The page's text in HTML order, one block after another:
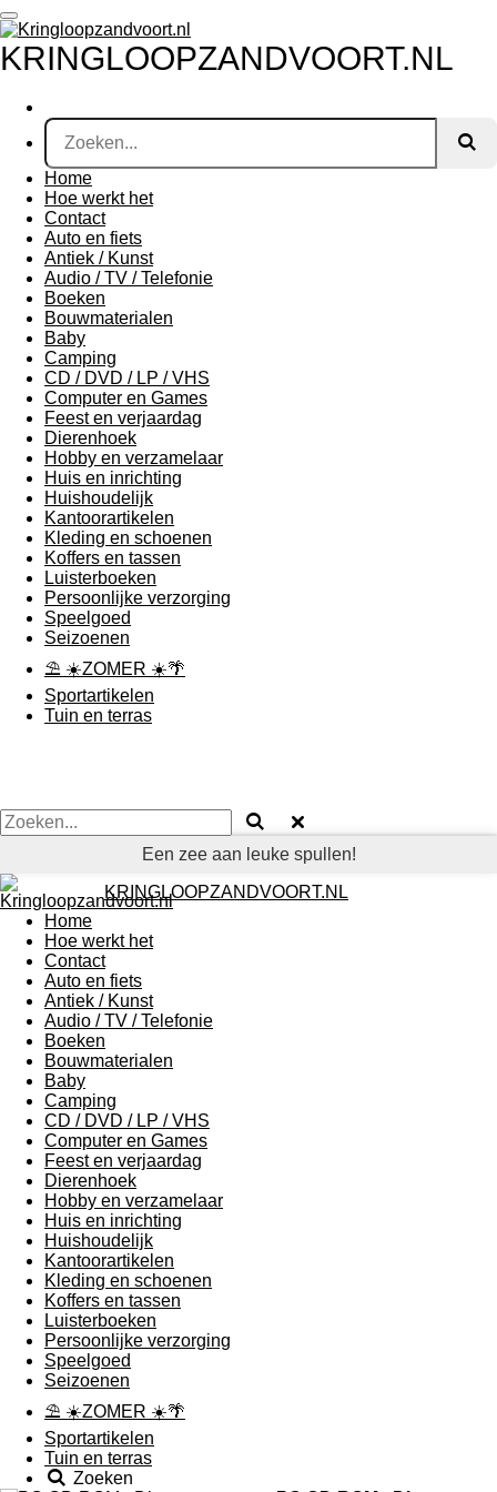
Ga
direct
naar
KRINGLOOPZANDVOORT.NL
Home
Hoe werkt het
Contact
Auto en fiets
Antiek / Kunst
Audio / TV / Telefonie
Boeken
Bouwmaterialen
Baby
Camping
CD / DVD / LP / VHS
Computer en Games
Feest en verjaardag
Dierenhoek
Hobby en verzamelaar
Huis en inrichting
Huishoudelijk
Kantoorartikelen
Kleding en schoenen
Koffers en tassen
Luisterboeken
Persoonlijke verzorging
Speelgoed
Seizoenen
⛱ ☀️ZOMER ☀️🌴
Sportartikelen
Tuin en terras
Een zee aan leuke spullen!
KRINGLOOPZANDVOORT.NL
Home
Hoe werkt het
Contact
Auto en fiets
Antiek / Kunst
Audio / TV / Telefonie
Boeken
Bouwmaterialen
Baby
Camping
CD / DVD / LP / VHS
Computer en Games
Feest en verjaardag
Dierenhoek
Hobby en verzamelaar
Huis en inrichting
Huishoudelijk
Kantoorartikelen
Kleding en schoenen
Koffers en tassen
Luisterboeken
Persoonlijke verzorging
Speelgoed
Seizoenen
⛱ ☀️ZOMER ☀️🌴
Sportartikelen
Tuin en terras
Zoeken